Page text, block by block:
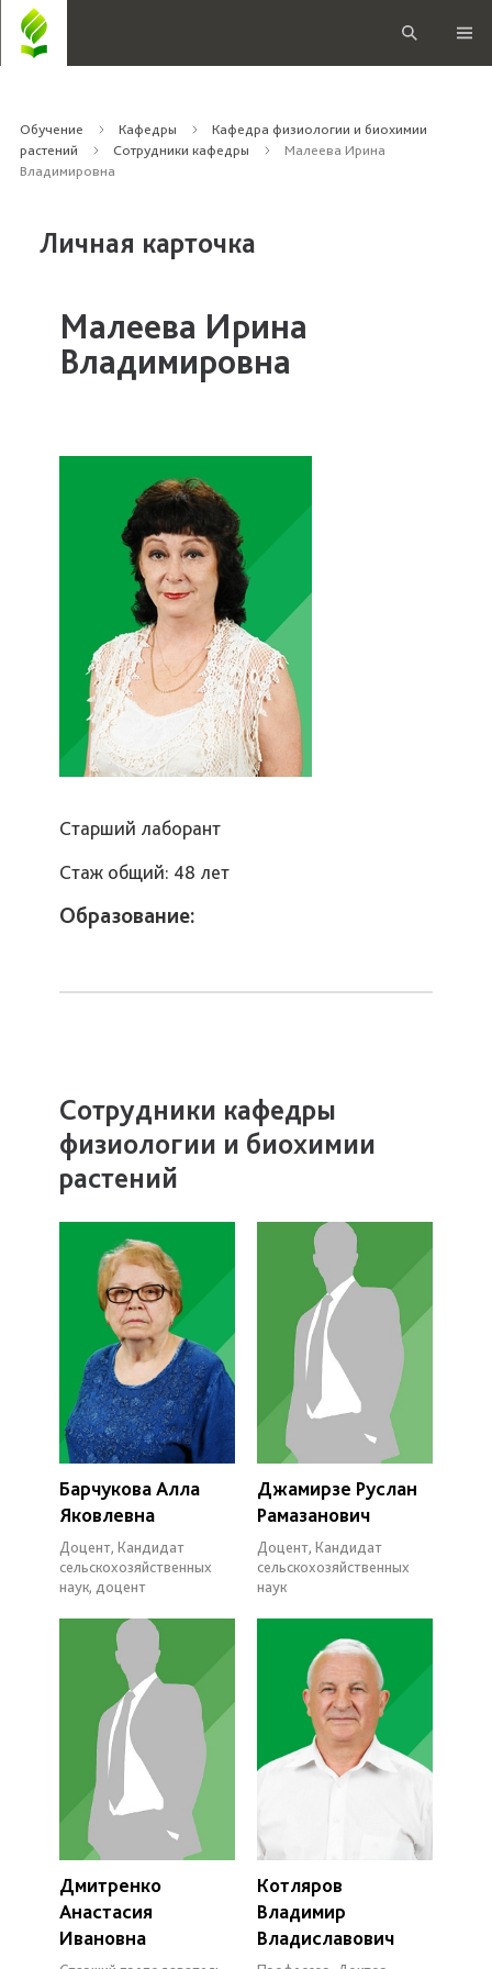
Обучение Кафедры
Кафедра физиологии и биохимии
растений
Сотрудники кафедры
Малеева Ирина
Владимировна
Личная карточка
Малеева Ирина
Владимировна
Старший лаборант
Стаж общий: 48 лет
Образование:
Сотрудники кафедры
физиологии и биохимии
растений
Барчукова Алла
Яковлевна
Доцент, Кандидат
сельскохозяйственных
наук, доцент
Джамирзе Руслан
Рамазанович
Доцент, Кандидат
сельскохозяйственных
наук
Дмитренко
Анастасия
Ивановна
Котляров
Владимир
Владиславович